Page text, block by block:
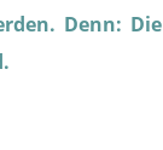
Denn: Die